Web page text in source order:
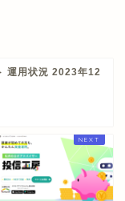
運用状況 2023年12